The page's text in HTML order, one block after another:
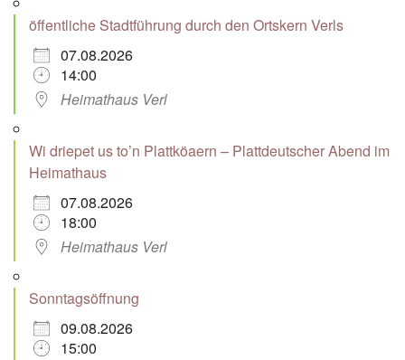
öffentliche Stadtführung durch den Ortskern Verls
07.08.2026
14:00
Heimathaus Verl
Wi driepet us to’n Plattköaern – Plattdeutscher Abend im
Heimathaus
07.08.2026
18:00
Heimathaus Verl
Sonntagsöffnung
09.08.2026
15:00